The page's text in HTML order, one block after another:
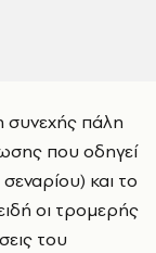
συνεχής πάλη
που οδηγεί
και το
οι τρομερής
του